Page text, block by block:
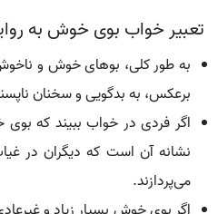
تعبیر خواب بوی خوش به
به طور کلی، بوهای خوش و
برعکس، به بدگویی و سخنان
اگر فردی در خواب ببیند که
نشانه آن است که دیگران در
می‌پردازند.